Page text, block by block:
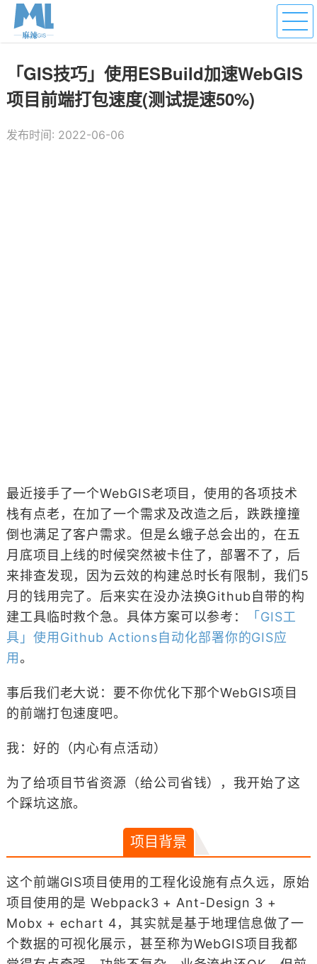
「GIS技巧」使用ESBuild加速WebGIS
项目前端打包速度(测试提速50%)
发布时间: 2022-06-06
最近接手了一个WebGIS老项目，使用的各项技术
栈有点老，在加了一个需求及改造之后，跌跌撞撞
倒也满足了客户需求。但是幺蛾子总会出的，在五
月底项目上线的时候突然被卡住了，部署不了，后
来排查发现，因为云效的构建总时长有限制，我们5
月的钱用完了。后来实在没办法换Github自带的构
建工具临时救个急。具体方案可以参考：
「GIS工
具」使用Github Actions自动化部署你的GIS应
用。
事后我们老大说：要不你优化下那个WebGIS项目
的前端打包速度吧。
我：好的（内心有点活动）
为了给项目节省资源（给公司省钱），我开始了这
个踩坑这旅。
项目背景
这个前端GIS项目使用的工程化设施有点久远，原始
项目使用的是 Webpack3 + Ant-Design 3 +
Mobx + echart 4，其实就是基于地理信息做了一
个数据的可视化展示，甚至称为WebGIS项目我都